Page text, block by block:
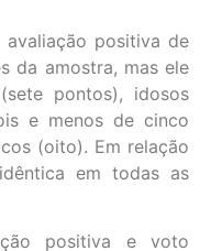
positiva de
da amostra, mas ele
pontos), idosos
e menos de cinco
(oito). Em relação
em todas as
positiva e voto